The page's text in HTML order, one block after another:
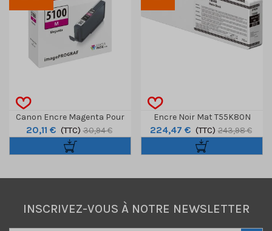
Canon Encre Magenta Pour
Prograf Pro-310 - 14,4ml
20,11 € (TTC) 30,94 €
Encre Noir Mat T55K80N
Ultrachrome HDX/HD 700ml
224,47 € (TTC) 243,98 €
INSCRIVEZ-VOUS À NOTRE NEWSLETTER